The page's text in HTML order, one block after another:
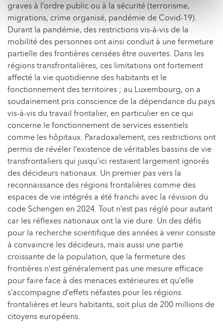
graves à l’ordre public ou à la sécurité (terrorisme,
migrations, crime organisé, pandémie de Covid-19).
Durant la pandémie, des restrictions vis-à-vis de la
mobilité des personnes ont ainsi conduit à une fermeture
partielle des frontières censées être ouvertes. Dans les
régions transfrontalières, ces limitations ont fortement
affecté la vie quotidienne des habitants et le
fonctionnement des territoires ; au Luxembourg, on a
soudainement pris conscience de la dépendance du pays
vis-à-vis du travail frontalier, en particulier en ce qui
concerne le fonctionnement de services essentiels
comme les hôpitaux. Paradoxalement, ces restrictions ont
permis de révéler l’existence de véritables bassins de vie
transfrontaliers qui jusqu’ici restaient largement ignorés
des décideurs nationaux. Un premier pas vers la
reconnaissance des régions frontalières comme des
espaces de vie intégrés a été franchi avec la révision du
code Schengen en 2024. Tout n’est pas réglé pour autant
car les réflexes nationaux ont la vie dure. Un des défis
pour la recherche scientifique des années à venir consiste
à convaincre les décideurs, mais aussi une partie
croissante de la population, que la fermeture des
frontières n’est généralement pas une mesure efficace
pour faire face à des menaces extérieures et qu’elle
s’accompagne d’effets néfastes pour les régions
frontalières et leurs habitants, soit plus de 200 millions de
citoyens européens.